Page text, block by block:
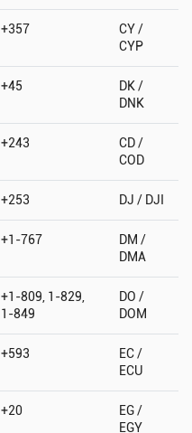
+357
CY /
CYP
+45
DK /
DNK
+243
CD /
COD
+253 DJ / DJI
+1-767
DM /
DMA
+1-809, 1-829,
1-849
DO /
DOM
+593
EC /
ECU
+20
EG /
EGY